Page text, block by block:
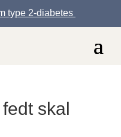
type 2-diabetes
skal